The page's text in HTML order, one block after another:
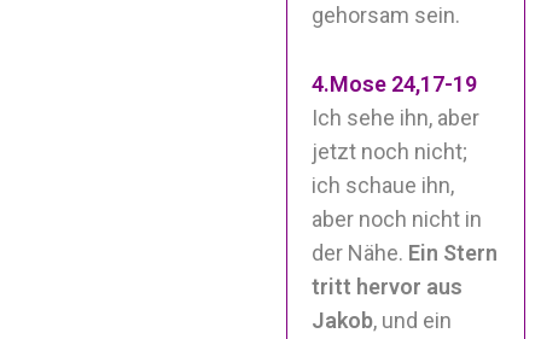
gehorsam sein.
4.Mose 24,17-19
Ich sehe ihn, aber
jetzt noch nicht;
ich schaue ihn,
aber noch nicht in
der Nähe. Ein Stern
tritt hervor aus
Jakob, und ein